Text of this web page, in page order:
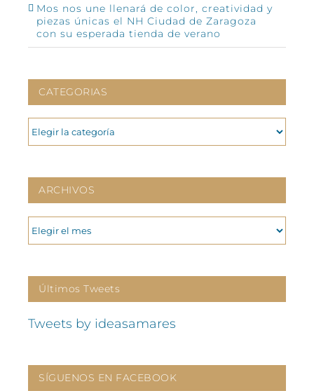
Mos nos une llenará de color, creatividad y
piezas únicas el NH Ciudad de Zaragoza
con su esperada tienda de verano
CATEGORIAS
CATEGORIAS
ARCHIVOS
ARCHIVOS
Últimos Tweets
Tweets by ideasamares
SÍGUENOS EN FACEBOOK